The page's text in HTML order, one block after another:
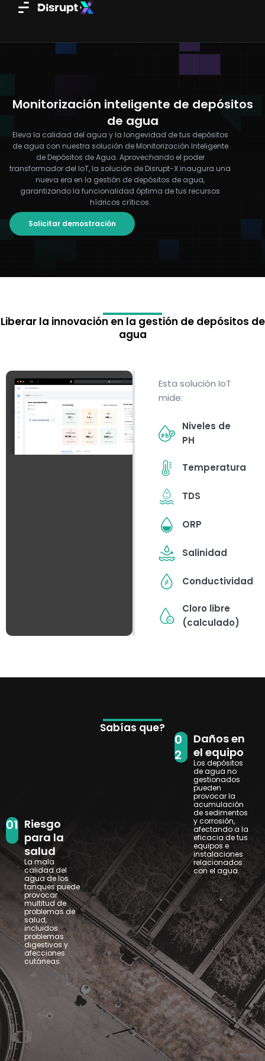
Monitorización inteligente de depósitos
de agua
Eleva la calidad del agua y la longevidad de tus depósitos
de agua con nuestra solución de Monitorización Inteligente
de Depósitos de Agua. Aprovechando el poder
transformador del IoT, la solución de Disrupt-X inaugura una
nueva era en la gestión de depósitos de agua,
garantizando la funcionalidad óptima de tus recursos
hídricos críticos.
Solicitar demostración
Liberar la innovación en la gestión de depósitos de
agua
Esta solución IoT
mide:
Niveles de
PH
Temperatura
TDS
ORP
Salinidad
Conductividad
Cloro libre
(calculado)
Sabías que?
01 Riesgo
para la
salud
La mala
calidad del
agua de los
tanques puede
provocar
multitud de
problemas de
salud,
incluidos
problemas
digestivos y
afecciones
cutáneas.
0
2
Daños en
el equipo
Los depósitos
de agua no
gestionados
pueden
provocar la
acumulación
de sedimentos
y corrosión,
afectando a la
eficacia de tus
equipos e
instalaciones
relacionados
con el agua.